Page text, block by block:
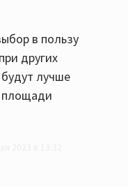
в пользу
других
лучше
площади